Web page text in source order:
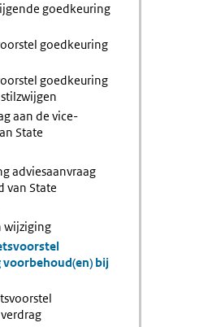
goedkeuring
goedkeuring
goedkeuring
aan de vice-
State
adviesaanvraag
van State
wijziging
bij